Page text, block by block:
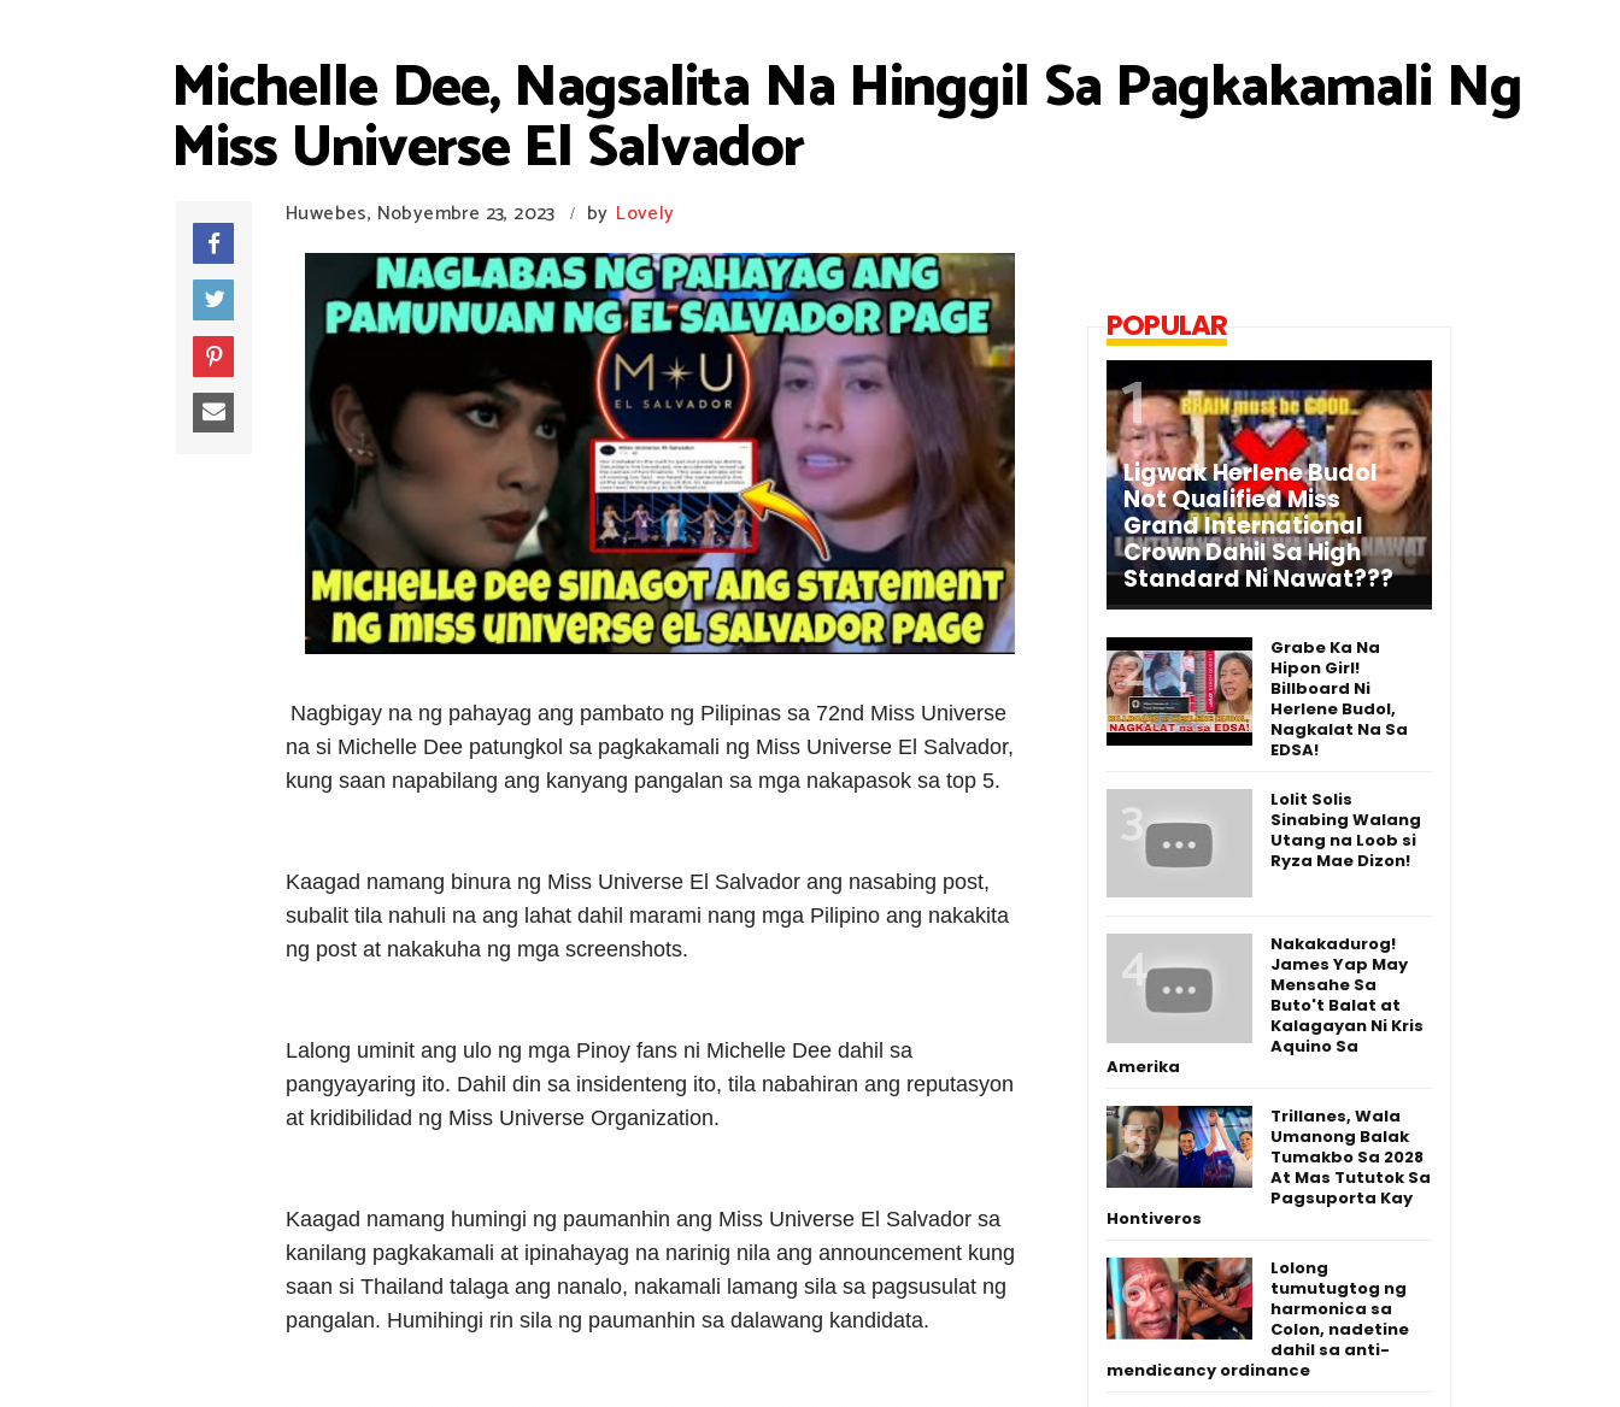
Michelle Dee, Nagsalita Na Hinggil Sa Pagkakamali Ng
Miss Universe El Salvador
Huwebes, Nobyembre 23, 2023 / by Lovely
Nagbigay na ng pahayag ang pambato ng Pilipinas sa 72nd Miss Universe
na si Michelle Dee patungkol sa pagkakamali ng Miss Universe El Salvador,
kung saan napabilang ang kanyang pangalan sa mga nakapasok sa top 5.
Kaagad namang binura ng Miss Universe El Salvador ang nasabing post,
subalit tila nahuli na ang lahat dahil marami nang mga Pilipino ang nakakita
ng post at nakakuha ng mga screenshots.
Lalong uminit ang ulo ng mga Pinoy fans ni Michelle Dee dahil sa
pangyayaring ito. Dahil din sa insidenteng ito, tila nabahiran ang reputasyon
at kridibilidad ng Miss Universe Organization.
Kaagad namang humingi ng paumanhin ang Miss Universe El Salvador sa
kanilang pagkakamali at ipinahayag na narinig nila ang announcement kung
saan si Thailand talaga ang nanalo, nakamali lamang sila sa pagsusulat ng
pangalan. Humihingi rin sila ng paumanhin sa dalawang kandidata.
POPULAR
Ligwak Herlene Budol
Not Qualified Miss
Grand International
Crown Dahil Sa High
Standard Ni Nawat???
Grabe Ka Na
Hipon Girl!
Billboard Ni
Herlene Budol,
Nagkalat Na Sa
EDSA!
Lolit Solis
Sinabing Walang
Utang na Loob si
Ryza Mae Dizon!
Nakakadurog!
James Yap May
Mensahe Sa
Buto't Balat at
Kalagayan Ni Kris
Aquino Sa
Amerika
Trillanes, Wala
Umanong Balak
Tumakbo Sa 2028
At Mas Tututok Sa
Pagsuporta Kay
Hontiveros
Lolong
tumutugtog ng
harmonica sa
Colon, nadetine
dahil sa anti-
mendicancy ordinance